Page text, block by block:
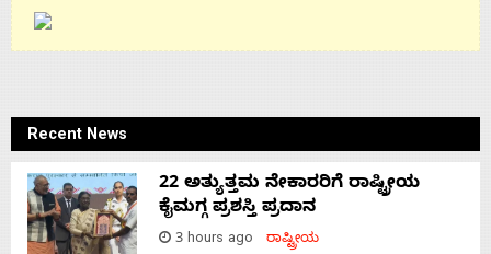
Recent News
22 ಅತ್ಯುತ್ತಮ ನೇಕಾರರಿಗೆ ರಾಷ್ಟ್ರೀಯ
ಕೈಮಗ್ಗ ಪ್ರಶಸ್ತಿ ಪ್ರದಾನ
3 hours ago ರಾಷ್ಟ್ರೀಯ